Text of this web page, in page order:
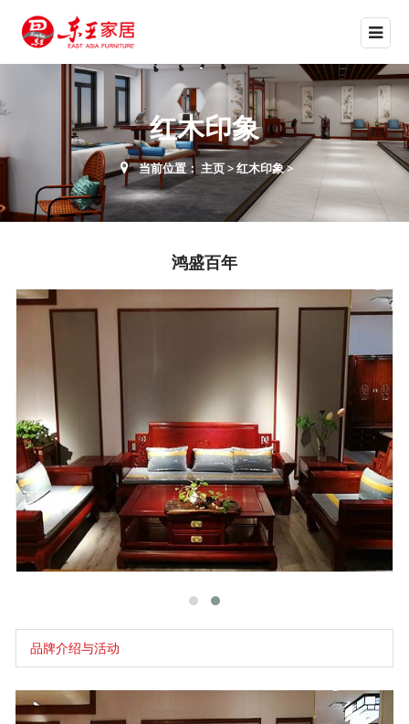
红木印象
当前位置： 主页>红木印象>
鸿盛百年
品牌介绍与活动